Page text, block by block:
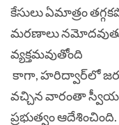
కేసులు ఏమాత్రం
మరణాలు
వ్యక్తమవుతోంది
కాగా, హరిద్వార్‌లో
వచ్చిన వారంతా స్వీయ
ప్రభుత్వం